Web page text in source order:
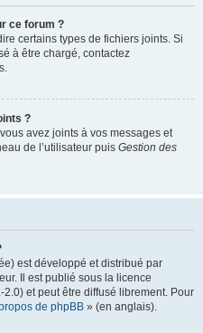
ce forum ?
certains types de fichiers joints. Si
à être chargé, contactez
?
avez joints à vos messages et
de l’utilisateur puis Gestion des
est développé et distribué par
Il est publié sous la licence
et peut être diffusé librement. Pour
de phpBB » (en anglais).